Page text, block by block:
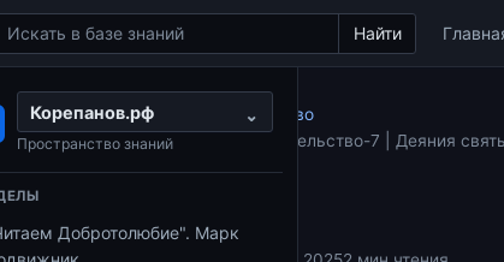
Найти
Корепанов.рф ⌄
Пространство знаний
Добротолюбие". Марк
Апостольское свидетельство
КОРЕПАНОВ | Апостольское свидетельство-7 | Деяния